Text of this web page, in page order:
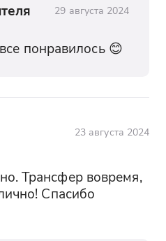
29 августа 2024
понравилось 😊
23 августа 2024
Трансфер вовремя,
Спасибо